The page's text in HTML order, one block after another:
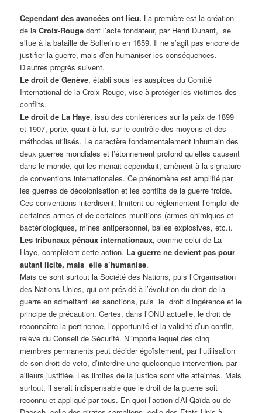
Cependant des avancées ont lieu. La première est la création
de laCroix-Rouge dont l’acte fondateur, par Henri Dunant, se
situe à la bataille de Solferino en 1859. Il ne s’agit pas encore de
justifier la guerre, mais d’en humaniser les conséquences.
D’autres progrès suivent.
Le droit de Genève, établi sous les auspices du Comité
International de la Croix Rouge, vise à protéger les victimes des
conflits.
Le droit de La Haye, issu des conférences sur la paix de 1899
et 1907, porte, quant à lui, sur le contrôle des moyens et des
méthodes utilisés. Le caractère fondamentalement inhumain des
deux guerres mondiales et l’étonnement profond qu’elles causent
dans le monde, qui les menait cependant, amènent à la signature
de conventions internationales. Ce phénomène est amplifié par
les guerres de décolonisation et les conflits de la guerre froide.
Ces conventions interdisent, limitent ou réglementent l’emploi de
certaines armes et de certaines munitions (armes chimiques et
bactériologiques, mines antipersonnel, balles explosives, etc.).
Les tribunaux pénaux internationaux, comme celui de La
Haye, complètent cette action. La guerre ne devient pas pour
autant licite, mais elle s’humanise.
Mais ce sont surtout la Société des Nations, puis l’Organisation
des Nations Unies, qui ont présidé à l’évolution du droit de la
guerre en admettant les sanctions, puis le droit d’ingérence et le
principe de précaution. Certes, dans l’ONU actuelle, le droit de
reconnaître la pertinence, l’opportunité et la validité d’un conflit,
relève du Conseil de Sécurité. N’importe lequel des cinq
membres permanents peut décider égoïstement, par l’utilisation
de son droit de veto, d’interdire une quelconque intervention, par
ailleurs justifiée. Les limites de la justice sont vite atteintes. Mais
surtout, il serait indispensable que le droit de la guerre soit
reconnu et appliqué par tous. En quoi l’action d’Al Qaïda ou de